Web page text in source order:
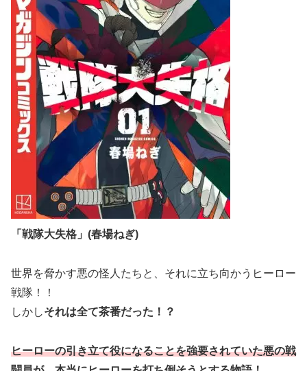
「戦隊大失格」(春場ねぎ)
世界を脅かす悪の怪人たちと、それに立ち向かうヒーロー
戦隊！！
しかしそれは全て茶番だった！？
ヒーローの引き立て役になることを強要されていた悪の戦